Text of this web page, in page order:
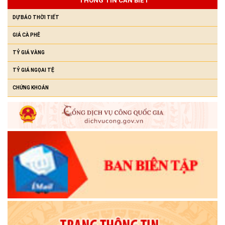
DỰ BÁO THỜI TIẾT
GIÁ CÀ PHÊ
TỶ GIÁ VÀNG
TỶ GIÁ NGỌAI TỆ
CHỨNG KHOÁN
(23/07/2026)